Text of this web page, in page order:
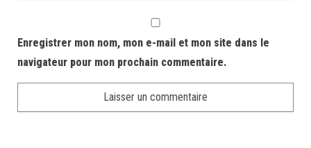
Enregistrer mon nom, mon e-mail et mon site dans le
navigateur pour mon prochain commentaire.